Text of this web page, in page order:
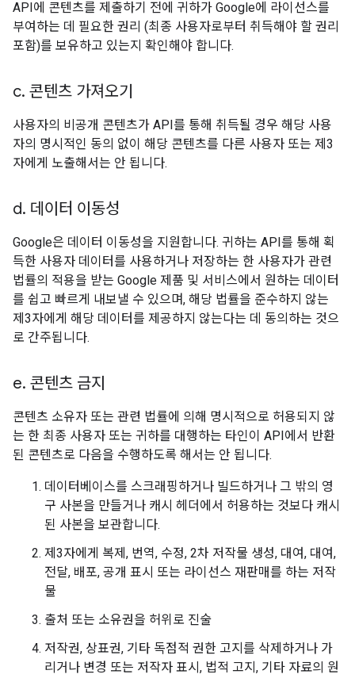
API에 콘텐츠를 제출하기 전에 귀하가 Google에 라이선스를
부여하는 데 필요한 권리 (최종 사용자로부터 취득해야 할 권리
포함)를 보유하고 있는지 확인해야 합니다.
c. 콘텐츠 가져오기
사용자의 비공개 콘텐츠가 API를 통해 취득될 경우 해당 사용
자의 명시적인 동의 없이 해당 콘텐츠를 다른 사용자 또는 제3
자에게 노출해서는 안 됩니다.
d. 데이터 이동성
Google은 데이터 이동성을 지원합니다. 귀하는 API를 통해 획
득한 사용자 데이터를 사용하거나 저장하는 한 사용자가 관련
법률의 적용을 받는 Google 제품 및 서비스에서 원하는 데이터
를 쉽고 빠르게 내보낼 수 있으며, 해당 법률을 준수하지 않는
제3자에게 해당 데이터를 제공하지 않는다는 데 동의하는 것으
로 간주됩니다.
e. 콘텐츠 금지
콘텐츠 소유자 또는 관련 법률에 의해 명시적으로 허용되지 않
는 한 최종 사용자 또는 귀하를 대행하는 타인이 API에서 반환
된 콘텐츠로 다음을 수행하도록 해서는 안 됩니다.
데이터베이스를 스크래핑하거나 빌드하거나 그 밖의 영
구 사본을 만들거나 캐시 헤더에서 허용하는 것보다 캐시
된 사본을 보관합니다.
제3자에게 복제, 번역, 수정, 2차 저작물 생성, 대여, 대여,
전달, 배포, 공개 표시 또는 라이선스 재판매를 하는 저작
물
출처 또는 소유권을 허위로 진술
저작권, 상표권, 기타 독점적 권한 고지를 삭제하거나 가
리거나 변경 또는 저작자 표시, 법적 고지, 기타 자료의 원